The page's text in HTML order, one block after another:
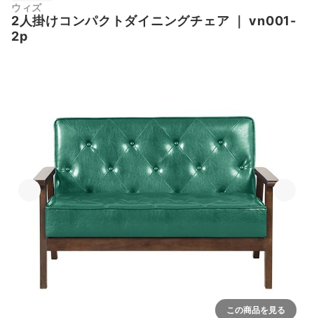
ウィズ
2人掛けコンパクトダイニングチェア ｜vn001-
2p
この商品を見る